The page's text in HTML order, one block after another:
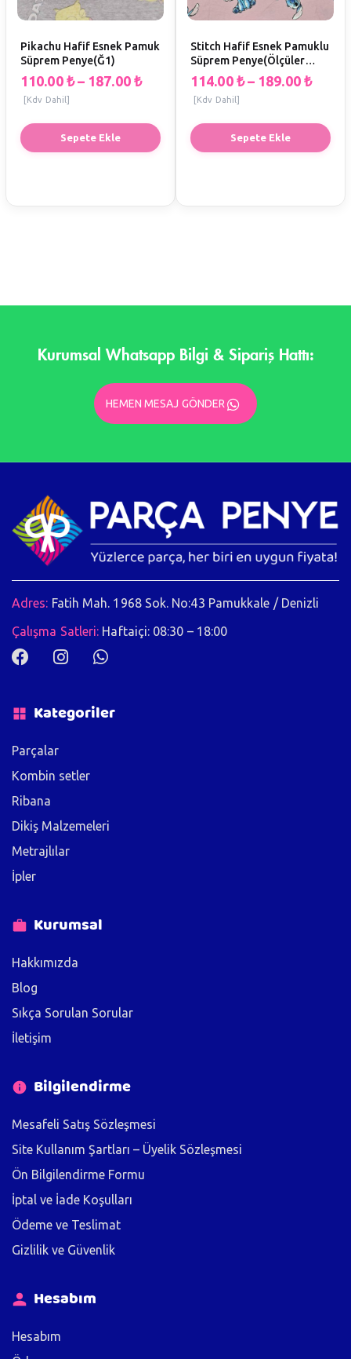
Sepete Ekle
Pikachu Hafif Esnek Pamuk
Süprem Penye(Ğ1)
110.00 ₺ – 187.00 ₺
[Kdv Dahil]
Sepete Ekle
Stitch Hafif Esnek Pamuklu
Süprem Penye(Ölçüler
EnxBoy) (Ğ1)
114.00 ₺ – 189.00 ₺
[Kdv Dahil]
Kurumsal Whatsapp Bilgi & Sipariş Hattı:
HEMEN MESAJ GÖNDER
Adres: Fatih Mah. 1968 Sok. No:43 Pamukkale / Denizli
Çalışma Satleri: Haftaiçi: 08:30 – 18:00
Kategoriler
Parçalar
Kombin setler
Ribana
Dikiş Malzemeleri
Metrajlılar
İpler
Kurumsal
Hakkımızda
Blog
Sıkça Sorulan Sorular
İletişim
Bilgilendirme
Mesafeli Satış Sözleşmesi
Site Kullanım Şartları – Üyelik Sözleşmesi
Ön Bilgilendirme Formu
İptal ve İade Koşulları
Ödeme ve Teslimat
Gizlilik ve Güvenlik
Hesabım
Hesabım